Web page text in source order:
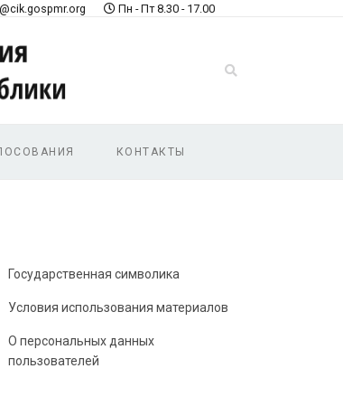
Пн - Пт 8.30 - 17.00
КОНТАКТЫ
Государственная символика
Условия использования материалов
О персональных данных
пользователей